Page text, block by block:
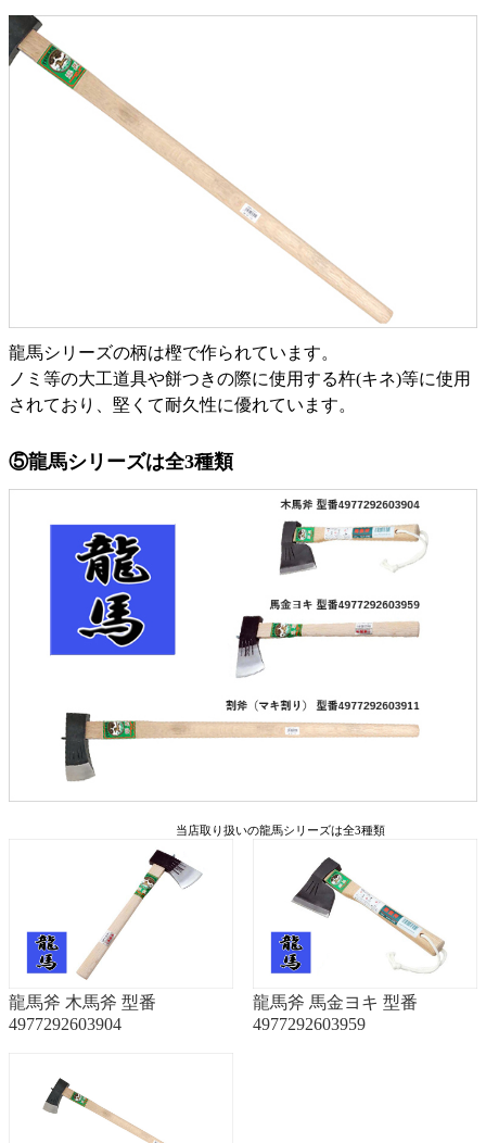
龍馬シリーズの柄は樫で作られています。
ノミ等の大工道具や餅つきの際に使用する杵(キネ)等に使用
されており、堅くて耐久性に優れています。
⑤龍馬シリーズは全3種類
当店取り扱いの龍馬シリーズは全3種類
龍馬斧 木馬斧 型番
4977292603904
龍馬斧 馬金ヨキ 型番
4977292603959